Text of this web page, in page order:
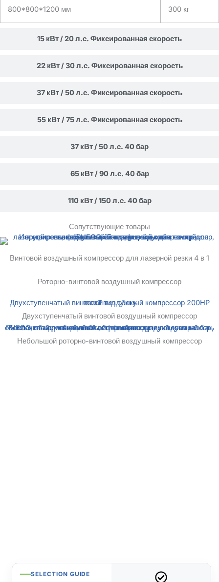
15 кВт / 20 л.с. Фиксированная скорость
22 кВт / 30 л.с. Фиксированная скорость
37 кВт / 50 л.с. Фиксированная скорость
55 кВт / 75 л.с. Фиксированная скорость
37 кВт / 50 л.с. 40 бар
65 кВт / 90 л.с. 40 бар
110 кВт / 150 л.с. 40 бар
800*800*1200 мм 300 кг
Сопутствующие товары
Винтовой воздушный компрессор для лазерной резки 4 в 1
Роторно-винтовой воздушный компрессор
Двухступенчатый винтовой воздушный компрессор
Небольшой роторно-винтовой воздушный компрессор
SELECTION GUIDE